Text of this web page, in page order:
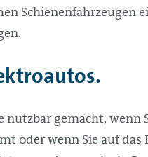
Schienenfahrzeugen
gemacht, wenn
oder wenn Sie auf das